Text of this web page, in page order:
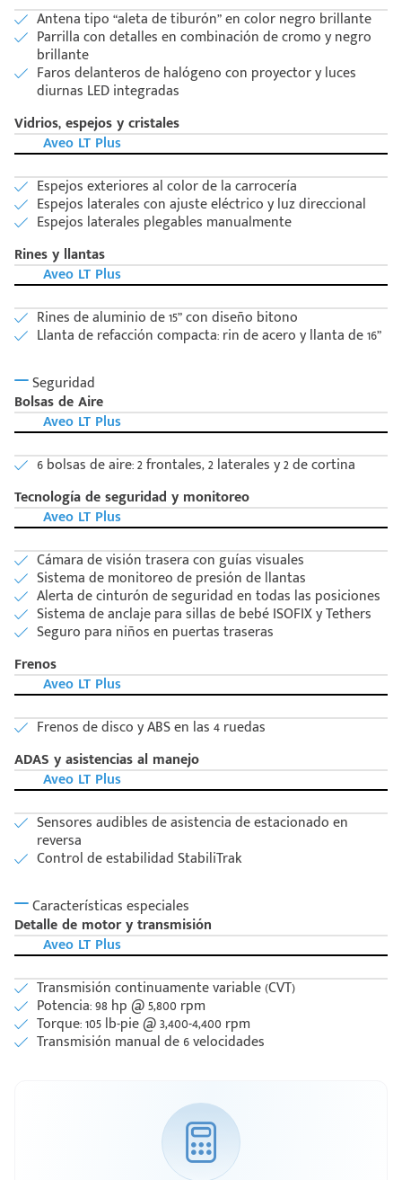
Antena tipo “aleta de tiburón” en color negro brillante
Parrilla con detalles en combinación de cromo y negro
brillante
Faros delanteros de halógeno con proyector y luces
diurnas LED integradas
Vidrios, espejos y cristales
Aveo LT Plus
Espejos exteriores al color de la carrocería
Espejos laterales con ajuste eléctrico y luz direccional
Espejos laterales plegables manualmente
Rines y llantas
Aveo LT Plus
Rines de aluminio de 15” con diseño bitono
Llanta de refacción compacta: rin de acero y llanta de 16”
Seguridad
Bolsas de Aire
Aveo LT Plus
6 bolsas de aire: 2 frontales, 2 laterales y 2 de cortina
Tecnología de seguridad y monitoreo
Aveo LT Plus
Cámara de visión trasera con guías visuales
Sistema de monitoreo de presión de llantas
Alerta de cinturón de seguridad en todas las posiciones
Sistema de anclaje para sillas de bebé ISOFIX y Tethers
Seguro para niños en puertas traseras
Frenos
Aveo LT Plus
Frenos de disco y ABS en las 4 ruedas
ADAS y asistencias al manejo
Aveo LT Plus
Sensores audibles de asistencia de estacionado en
reversa
Control de estabilidad StabiliTrak
Características especiales
Detalle de motor y transmisión
Aveo LT Plus
Transmisión continuamente variable (CVT)
Potencia: 98 hp @ 5,800 rpm
Torque: 105 lb-pie @ 3,400-4,400 rpm
Transmisión manual de 6 velocidades